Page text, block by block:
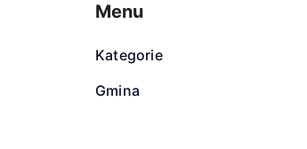
Menu
Kategorie
Gmina